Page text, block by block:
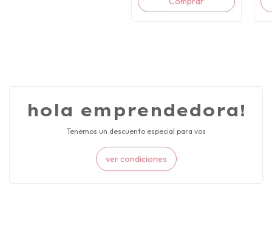
hola emprendedora!
Tenemos un descuento especial para vos
ver condiciones